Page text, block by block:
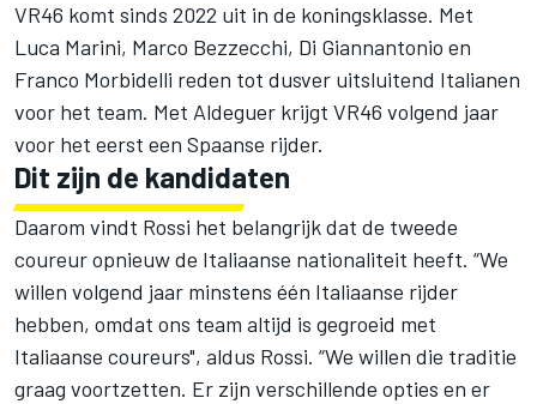
VR46 komt sinds 2022 uit in de koningsklasse. Met
Luca Marini, Marco Bezzecchi, Di Giannantonio en
Franco Morbidelli reden tot dusver uitsluitend Italianen
voor het team. Met Aldeguer krijgt VR46 volgend jaar
voor het eerst een Spaanse rijder.
Dit zijn de kandidaten
Daarom vindt Rossi het belangrijk dat de tweede
coureur opnieuw de Italiaanse nationaliteit heeft. “We
willen volgend jaar minstens één Italiaanse rijder
hebben, omdat ons team altijd is gegroeid met
Italiaanse coureurs", aldus Rossi. “We willen die traditie
graag voortzetten. Er zijn verschillende opties en er